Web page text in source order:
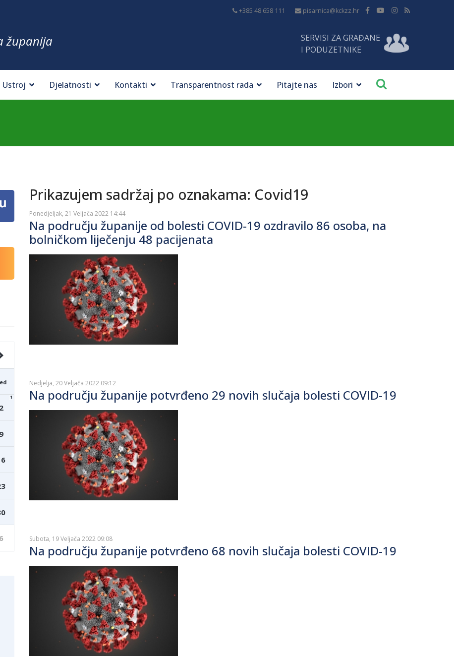
+385 48 658 111 pisarnica@kckzz.hr
županija
SERVISI ZA GRAĐANE
I PODUZETNIKE
Ustroj Djelatnosti Kontakti Transparentnost rada Pitajte nas Izbori
2
1
9
6
Prikazujem sadržaj po oznakama: Covid19
Ponedjeljak, 21 Veljača 2022 14:44
Na području županije od bolesti COVID-19 ozdravilo 86 osoba, na
bolničkom liječenju 48 pacijenata
Nedjelja, 20 Veljača 2022 09:12
Na području županije potvrđeno 29 novih slučaja bolesti COVID-19
Subota, 19 Veljača 2022 09:08
Na području županije potvrđeno 68 novih slučaja bolesti COVID-19